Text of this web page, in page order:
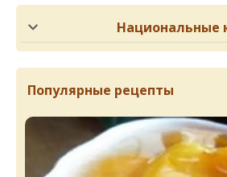
Национальные
Популярные рецепты